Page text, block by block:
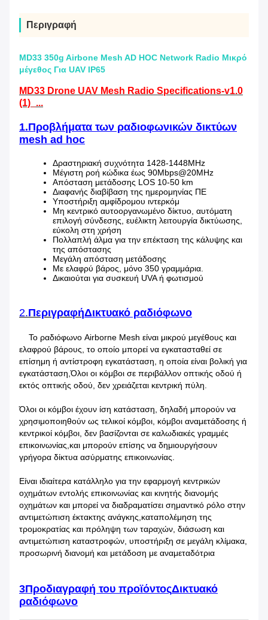
Περιγραφή
MD33 350g Airbone Mesh AD HOC Network Radio Μικρό
μέγεθος Για UAV IP65
MD33 Drone UAV Mesh Radio Specifications-v1.0
(1)_...
1.Προβλήματα των ραδιοφωνικών δικτύων
mesh ad hoc
Δραστηριακή συχνότητα 1428-1448MHz
Μέγιστη ροή κώδικα έως 90Mbps@20MHz
Απόσταση μετάδοσης LOS 10-50 km
Διαφανής διαβίβαση της ημερομηνίας ΠΕ
Υποστήριξη αμφίδρομου ιντερκόμ
Μη κεντρικό αυτοοργανωμένο δίκτυο, αυτόματη
επιλογή σύνδεσης, ευέλικτη λειτουργία δικτύωσης,
εύκολη στη χρήση
Πολλαπλή άλμα για την επέκταση της κάλυψης και
της απόστασης
Μεγάλη απόσταση μετάδοσης
Με ελαφρύ βάρος, μόνο 350 γραμμάρια.
Δικαιούται για συσκευή UVA ή φωτισμού
2.ΠεριγραφήΔικτυακό ραδιόφωνο
Το ραδιόφωνο Airborne Mesh είναι μικρού μεγέθους και
ελαφρού βάρους, το οποίο μπορεί να εγκατασταθεί σε
επίσημη ή αντίστροφη εγκατάσταση, η οποία είναι βολική για
εγκατάσταση,Όλοι οι κόμβοι σε περιβάλλον οπτικής οδού ή
εκτός οπτικής οδού, δεν χρειάζεται κεντρική πύλη.
Όλοι οι κόμβοι έχουν ίση κατάσταση, δηλαδή μπορούν να
χρησιμοποιηθούν ως τελικοί κόμβοι, κόμβοι αναμετάδοσης ή
κεντρικοί κόμβοι, δεν βασίζονται σε καλωδιακές γραμμές
επικοινωνίας,και μπορούν επίσης να δημιουργήσουν
γρήγορα δίκτυα ασύρματης επικοινωνίας.
Είναι ιδιαίτερα κατάλληλο για την εφαρμογή κεντρικών
οχημάτων εντολής επικοινωνίας και κινητής διανομής
οχημάτων και μπορεί να διαδραματίσει σημαντικό ρόλο στην
αντιμετώπιση έκτακτης ανάγκης,καταπολέμηση της
τρομοκρατίας και πρόληψη των ταραχών, διάσωση και
αντιμετώπιση καταστροφών, υποστήριξη σε μεγάλη κλίμακα,
προσωρινή διανομή και μετάδοση με αναμεταδότρια
3Προδιαγραφή του προϊόντοςΔικτυακό
ραδιόφωνο